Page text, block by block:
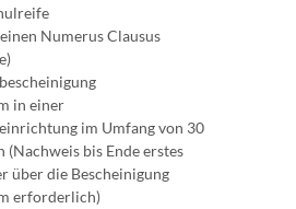
Numerus Clausus
in einer
im Umfang von 30
(Nachweis bis Ende erstes
über die Bescheinigung
erforderlich)